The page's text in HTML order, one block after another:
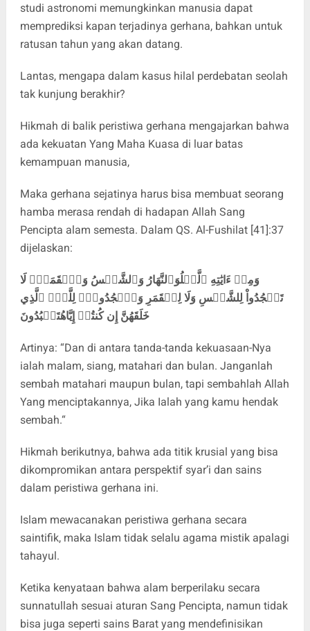
studi astronomi memungkinkan manusia dapat
memprediksi kapan terjadinya gerhana, bahkan untuk
ratusan tahun yang akan datang.
Lantas, mengapa dalam kasus hilal perdebatan seolah
tak kunjung berakhir?
Hikmah di balik peristiwa gerhana mengajarkan bahwa
ada kekuatan Yang Maha Kuasa di luar batas
kemampuan manusia,
Maka gerhana sejatinya harus bisa membuat seorang
hamba merasa rendah di hadapan Allah Sang
Pencipta alam semesta. Dalam QS. Al-Fushilat [41]:37
dijelaskan:
وَمِنۡ ءَايَٰتِهِ ٱلَّيۡلُوَٱلنَّهَارُ وَٱلشَّمۡسُ وَٱلۡقَمَرُۚ لَا
تَسۡجُدُواْ لِلشَّمۡسِ وَلَا لِلۡقَمَرِ وَٱسۡجُدُواْۤ لِلَّهِۤ ٱلَّذِي
خَلَقَهُنَّ إِن كُنتُمۡ إِيَّاهُتَعۡبُدُونَ
Artinya: “Dan di antara tanda-tanda kekuasaan-Nya
ialah malam, siang, matahari dan bulan. Janganlah
sembah matahari maupun bulan, tapi sembahlah Allah
Yang menciptakannya, Jika Ialah yang kamu hendak
sembah.“
Hikmah berikutnya, bahwa ada titik krusial yang bisa
dikompromikan antara perspektif syar’i dan sains
dalam peristiwa gerhana ini.
Islam mewacanakan peristiwa gerhana secara
saintifik, maka Islam tidak selalu agama mistik apalagi
tahayul.
Ketika kenyataan bahwa alam berperilaku secara
sunnatullah sesuai aturan Sang Pencipta, namun tidak
bisa juga seperti sains Barat yang mendefinisikan